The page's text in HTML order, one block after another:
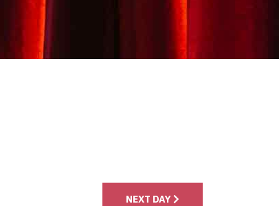
NEXT DAY